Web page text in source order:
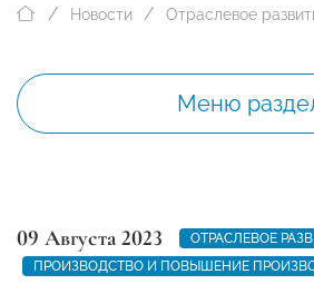
Новости Отраслевое
Меню
09 Августа 2023
ОТРАСЛЕВОЕ
ПРОИЗВОДСТВО И ПОВЫШЕНИЕ